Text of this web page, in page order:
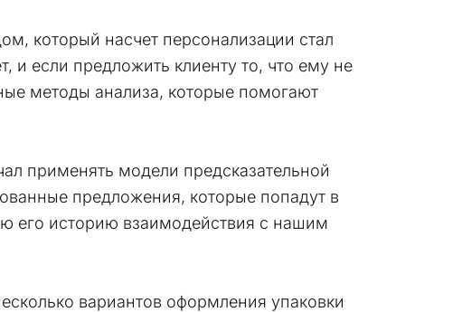
который насчет персонализации стал
и если предложить клиенту то, что ему не
методы анализа, которые помогают
применять модели предсказательной
предложения, которые попадут в
его историю взаимодействия с нашим
вариантов оформления упаковки